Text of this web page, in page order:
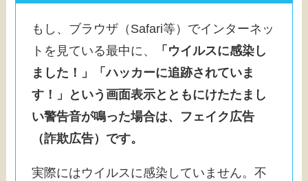
もし、ブラウザ（Safari等）でインターネッ
トを見ている最中に、
「ウイルスに感染し
ました！」「ハッカーに追跡されていま
す！」という画面表示とともにけたたまし
い警告音が鳴った場合は、フェイク広告
（詐欺広告）です。
実際にはウイルスに感染していません。不